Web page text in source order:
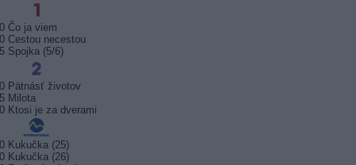
Čo ja viem
Cestou necestou
Spojka (5/6)
Pätnásť životov
Milota
Ktosi je za dverami
Kukučka (25)
Kukučka (26)